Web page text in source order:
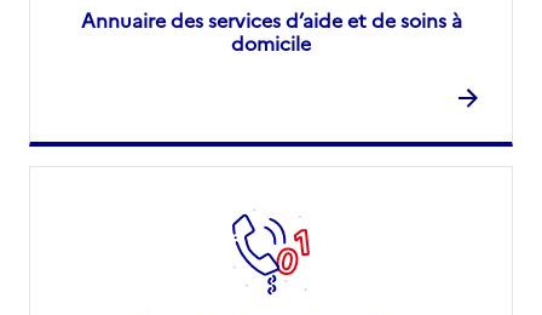
Annuaire des services d’aide et de soins à
domicile